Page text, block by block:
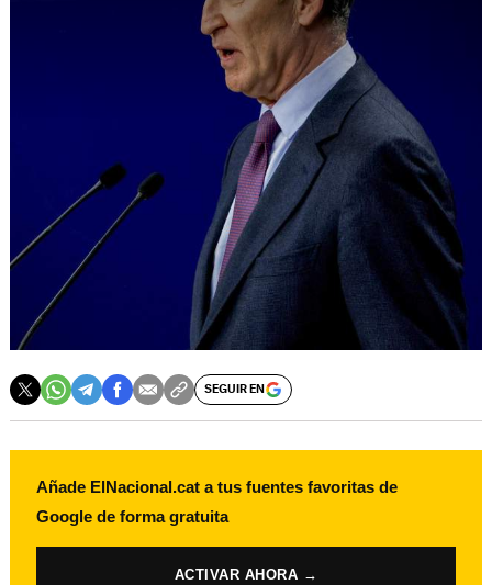
SEGUIR EN
Añade ElNacional.cat a tus fuentes favoritas de
Google de forma gratuita
ACTIVAR AHORA →